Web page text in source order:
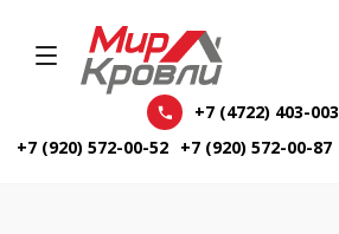
+7 (4722) 403-003
+7 (920) 572-00-52 +7 (920) 572-00-87